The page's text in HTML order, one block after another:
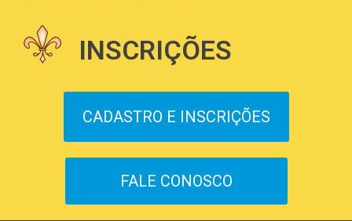
INSCRIÇÕES
CADASTRO E INSCRIÇÕES
FALE CONOSCO